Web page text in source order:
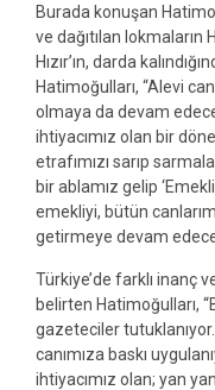
Burada konuşan
ve dağıtılan lokmaların
Hızır’ın, darda
Hatimoğulları, “Alevi
olmaya da devam
ihtiyacımız olan bir
etrafımızı sarıp
bir ablamız gelip
emekliyi, bütün
getirmeye devam
Türkiye’de farklı inanç
belirten Hatimoğulları,
gazeteciler
canımıza baskı
ihtiyacımız olan; yan